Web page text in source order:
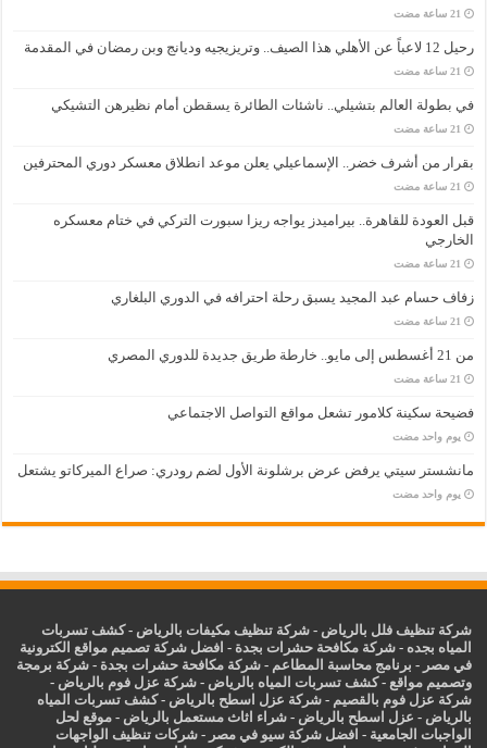
رحيل 12 لاعباً عن الأهلي هذا الصيف.. وتريزيجيه وديانج وبن رمضان في المقدمة
في بطولة العالم بتشيلي.. ناشئات الطائرة يسقطن أمام نظيرهن التشيكي
بقرار من أشرف خضر.. الإسماعيلي يعلن موعد انطلاق معسكر دوري المحترفين
قبل العودة للقاهرة.. بيراميدز يواجه ريزا سبورت التركي في ختام معسكره
الخارجي
زفاف حسام عبد المجيد يسبق رحلة احترافه في الدوري البلغاري
من 21 أغسطس إلى مايو.. خارطة طريق جديدة للدوري المصري
فضيحة سكينة كلامور تشعل مواقع التواصل الاجتماعي
‏يوم واحد مضت
مانشستر سيتي يرفض عرض برشلونة الأول لضم رودري: صراع الميركاتو يشتعل
‏يوم واحد مضت
شركة تنظيف فلل بالرياض -شركة تنظيف مكيفات بالرياض -كشف تسربات
المياه بجده -شركة مكافحة حشرات بجدة - افضل شركة تصميم مواقع الكترونية
في مصر - برنامج محاسبة المطاعم -شركة مكافحة حشرات بجدة -شركة برمجة
وتصميم مواقع -كشف تسربات المياه بالرياض -شركة عزل فوم بالرياض -
شركة عزل فوم بالقصيم -شركة عزل اسطح بالرياض -كشف تسربات المياه
بالرياض - عزل اسطح بالرياض -شراء اثاث مستعمل بالرياض - موقع لحل
الواجبات الجامعية - افضل شركة سيو في مصر -شركات تنظيف الواجهات